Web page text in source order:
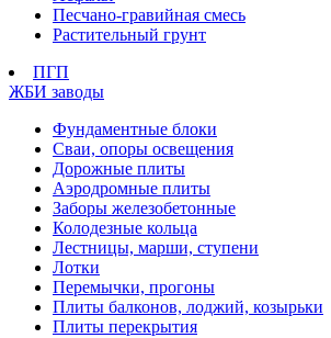
Песчано-гравийная смесь
Растительный грунт
ПГП
ЖБИ заводы
Фундаментные блоки
Сваи, опоры освещения
Дорожные плиты
Аэродромные плиты
Заборы железобетонные
Колодезные кольца
Лестницы, марши, ступени
Лотки
Перемычки, прогоны
Плиты балконов, лоджий, козырьки
Плиты перекрытия